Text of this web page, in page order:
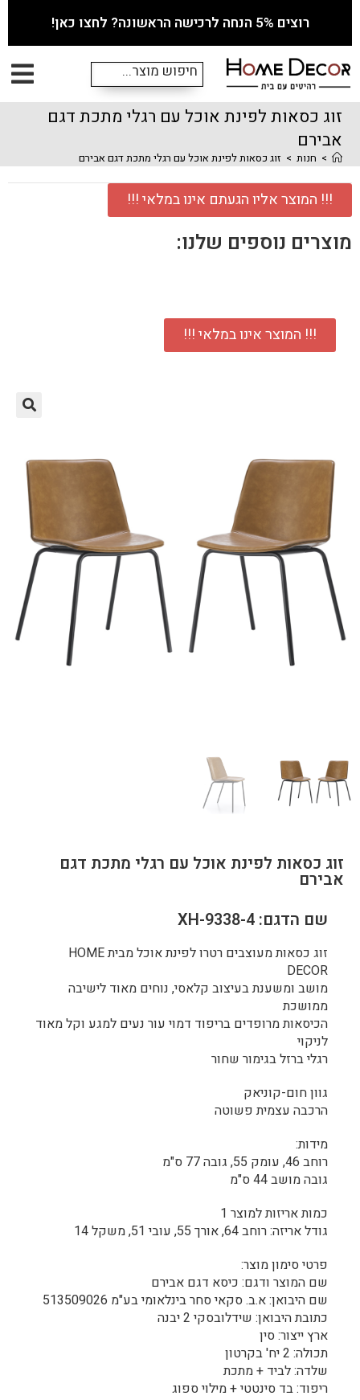
רוצים 5% הנחה לרכישה הראשונה? לחצו כאן!
זוג כסאות לפינת אוכל עם רגלי מתכת דגם
אבירם
> חנות > זוג כסאות לפינת אוכל עם רגלי מתכת דגם אבירם
!!! המוצר אליו הגעתם אינו במלאי !!!
מוצרים נוספים שלנו:
!!! המוצר אינו במלאי !!!
זוג כסאות לפינת אוכל עם רגלי מתכת דגם
אבירם
שם הדגם: XH-9338-4
זוג כסאות מעוצבים רטרו לפינת אוכל מבית HOME
DECOR
מושב ומשענת בעיצוב קלאסי, נוחים מאוד לישיבה
ממושכת
הכיסאות מרופדים בריפוד דמוי עור נעים למגע וקל מאוד
לניקוי
רגלי ברזל בגימור שחור
גוון חום-קוניאק
הרכבה עצמית פשוטה
מידות:
רוחב 46, עומק 55, גובה 77 ס"מ
גובה מושב 44 ס"מ
כמות אריזות למוצר 1
גודל אריזה: רוחב 64, אורך 55, עובי 51, משקל 14
פרטי סימון מוצר:
שם המוצר ודגם: כיסא דגם אבירם
שם היבואן: א.ב. סקאי סחר בינלאומי בע"מ 513509026
כתובת היבואן: שידלובסקי 2 יבנה
ארץ ייצור: סין
תכולה: 2 יח' בקרטון
שלדה: לביד + מתכת
ריפוד: בד סינטטי + מילוי ספוג